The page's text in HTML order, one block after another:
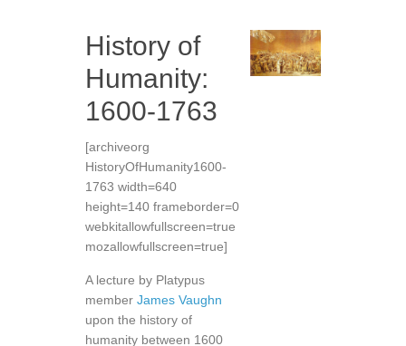
History of
Humanity:
1600-1763
[archiveorg
HistoryOfHumanity1600-
1763 width=640
height=140 frameborder=0
webkitallowfullscreen=true
mozallowfullscreen=true]
A lecture by Platypus
member James Vaughn
upon the history of
humanity between 1600